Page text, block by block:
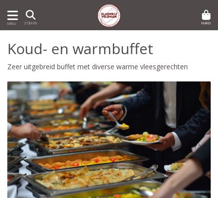
MENU ZOEKEN MAND
Koud- en warmbuffet
Zeer uitgebreid buffet met diverse warme vleesgerechten